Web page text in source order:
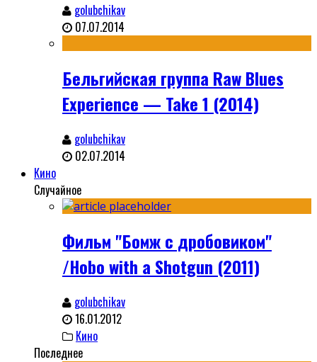
golubchikav
07.07.2014
Бельгийская группа Raw Blues
Experience — Take 1 (2014)
golubchikav
02.07.2014
Кино
Случайное
Фильм "Бомж с дробовиком"
/Hobo with a Shotgun (2011)
golubchikav
16.01.2012
Кино
Последнее